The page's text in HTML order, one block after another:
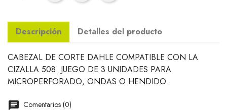
Descripción Detalles del producto
CABEZAL DE CORTE DAHLE COMPATIBLE CON LA
CIZALLA 508. JUEGO DE 3 UNIDADES PARA
MICROPERFORADO, ONDAS O HENDIDO.
Comentarios (0)